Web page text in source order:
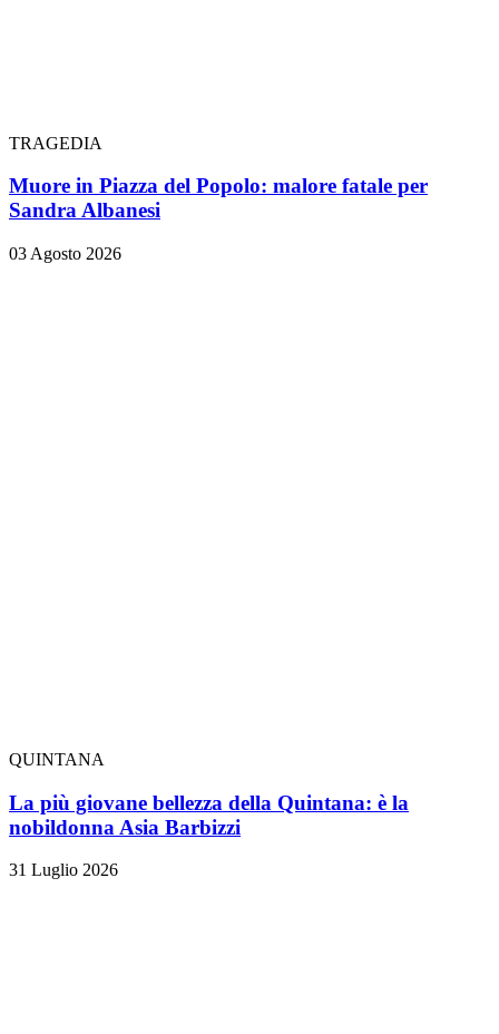
TRAGEDIA
Muore in Piazza del Popolo: malore fatale per
Sandra Albanesi
03 Agosto 2026
QUINTANA
La più giovane bellezza della Quintana: è la
nobildonna Asia Barbizzi
31 Luglio 2026